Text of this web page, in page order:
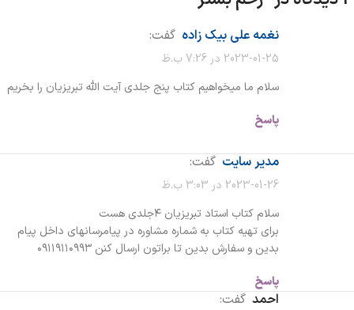
نغمه علی بیک زاده گفت:
2023-01-25 در 7:26 ب.ظ
سلام ما میخواهیم کتاب پنج جلدی آیت الله تبریزیان را بخریم
پاسخ
مدیر سایت گفت:
2023-01-26 در 3:03 ب.ظ
سلام کتاب استاد تبریزیان ۴جلدی هست
برای تهیه کتاب به شماره مشاوره در پیامرسانهای داخل پیام
بدین و سفارش بدین تا براتون ارسال کنن ۰۹۱۱۹۱۱۰۹۹۳
پاسخ
احمد گفت: